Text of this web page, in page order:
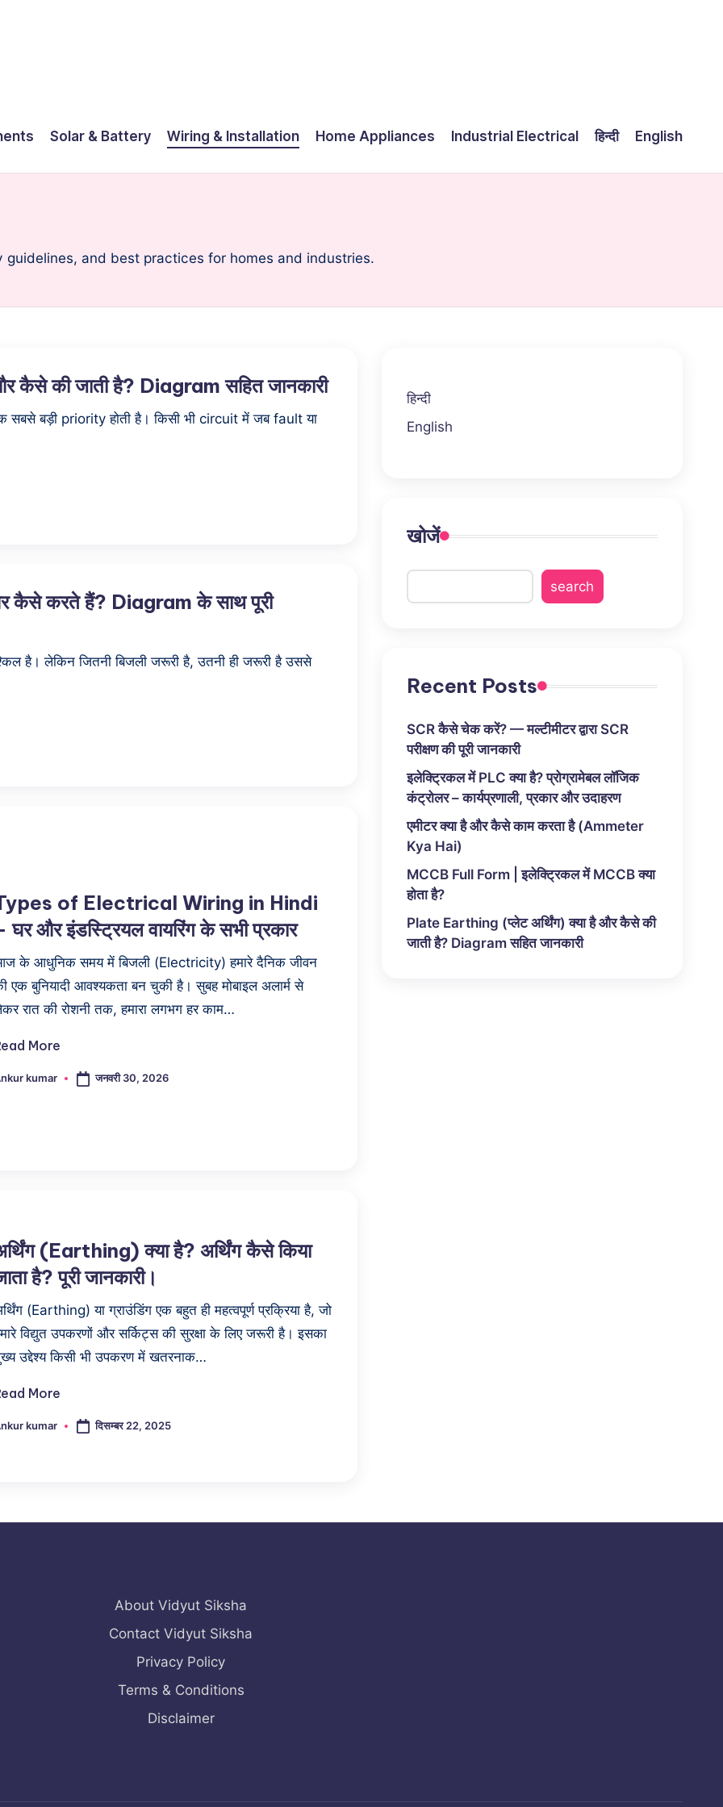
Solar & Battery Wiring & Installation Home Appliances Industrial Electrical हिन्दी English
and best practices for homes and industries.
की जाती है? Diagram सहित जानकारी
बड़ी priority होती है। किसी भी circuit में जब fault या
कैसे करते हैं? Diagram के साथ पूरी
है। लेकिन जितनी बिजली जरूरी है, उतनी ही जरूरी है उससे
of Electrical Wiring in Hindi
घर और इंडस्ट्रियल वायरिंग के सभी प्रकार
के आधुनिक समय में बिजली (Electricity) हमारे दैनिक जीवन
एक बुनियादी आवश्यकता बन चुकी है। सुबह मोबाइल अलार्म से
रात की रोशनी तक, हमारा लगभग हर काम…
More
kumar जनवरी 30, 2026
(Earthing) क्या है? अर्थिंग कैसे किया
है? पूरी जानकारी।
(Earthing) या ग्राउंडिंग एक बहुत ही महत्वपूर्ण प्रक्रिया है, जो
विद्युत उपकरणों और सर्किट्स की सुरक्षा के लिए जरूरी है। इसका
उद्देश्य किसी भी उपकरण में खतरनाक…
More
kumar दिसम्बर 22, 2025
हिन्दी
English
खोजें
search
Recent Posts
SCR कैसे चेक करें? — मल्टीमीटर द्वारा SCR
परीक्षण की पूरी जानकारी
इलेक्ट्रिकल में PLC क्या है? प्रोग्रामेबल लॉजिक
कंट्रोलर – कार्यप्रणाली, प्रकार और उदाहरण
एमीटर क्या है और कैसे काम करता है (Ammeter
Kya Hai)
MCCB Full Form | इलेक्ट्रिकल में MCCB क्या
होता है?
Plate Earthing (प्लेट अर्थिंग) क्या है और कैसे की
जाती है? Diagram सहित जानकारी
About Vidyut Siksha
Contact Vidyut Siksha
Privacy Policy
Terms & Conditions
Disclaimer